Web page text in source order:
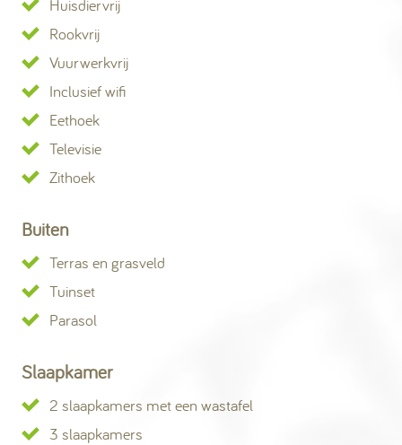
Huisdiervrij
Rookvrij
Vuurwerkvrij
Inclusief wifi
Eethoek
Televisie
Zithoek
Buiten
Terras en grasveld
Tuinset
Parasol
Slaapkamer
2 slaapkamers met een wastafel
3 slaapkamers